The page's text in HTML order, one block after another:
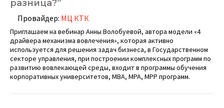
разница?”
Провайдер: МЦ КТК
Приглашаем на вебинар Анны Волобуевой, автора модели «4
драйвера механизма вовлечения», которая активно
используется для решения задач бизнеса, в Государственном
секторе управления, при построении комплексных программ по
развитию вовлекающей среды, входит в программы обучения
корпоративных университетов, MBA, MPA, МРР программ.